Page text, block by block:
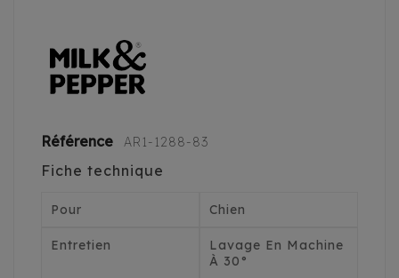
Référence AR1-1288-83
Fiche technique
Pour Chien
Entretien
Lavage En Machine
À 30°